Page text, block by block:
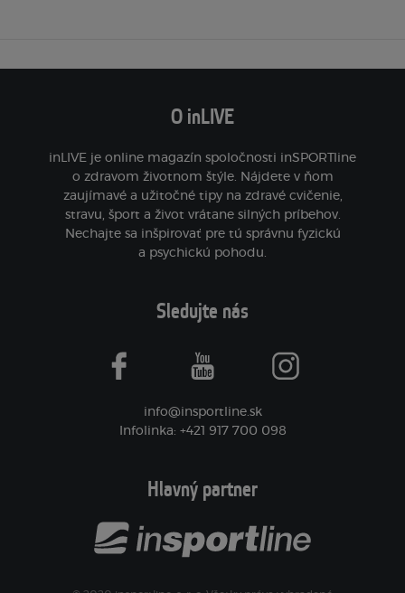
O inLIVE
inLIVE je online magazín spoločnosti inSPORTline
o zdravom životnom štýle. Nájdete v ňom
zaujímavé a užitočné tipy na zdravé cvičenie,
stravu, šport a život vrátane silných príbehov.
Nechajte sa inšpirovať pre tú správnu fyzickú
a psychickú pohodu.
Sledujte nás
facebook youtube instagram
info@insportline.sk
Infolinka: +421 917 700 098
Hlavný partner